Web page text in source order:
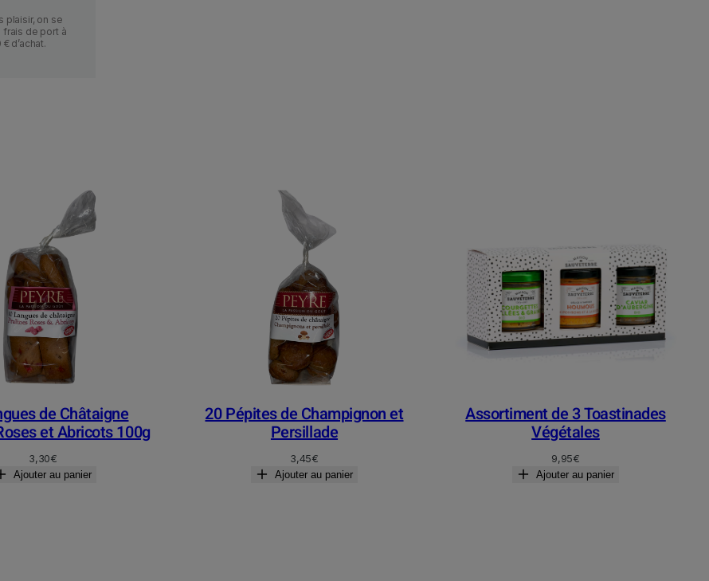
plaisir, on se
frais de port à
d’achat.
de Châtaigne
et Abricots 100g
3,30€
Ajouter au panier
20 Pépites de Champignon et
Persillade
3,45€
Ajouter au panier
Assortiment de 3 Toastinades
Végétales
9,95€
Ajouter au panier